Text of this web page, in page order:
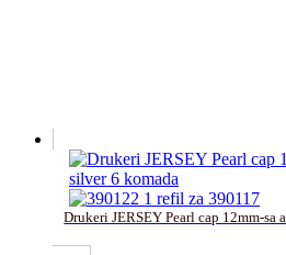
Drukeri JERSEY Pearl cap 12mm-sa